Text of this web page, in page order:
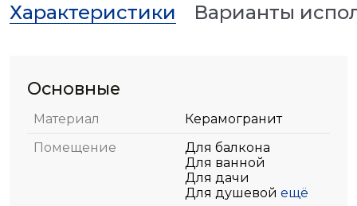
Характеристики Варианты
Основные
Материал
Керамогранит
Помещение
Для балкона
Для ванной
Для дачи
Для душевой ещё